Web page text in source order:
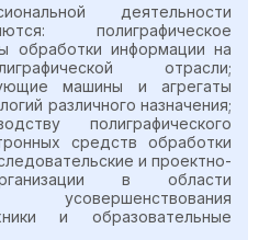
деятельности
полиграфическое
обработки информации на
отрасли;
машины и агрегаты
различного назначения;
полиграфического
средств обработки
и проектно-
в области
и образовательные